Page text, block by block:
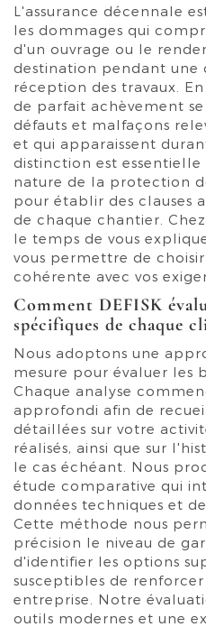
L'assurance décennale
les dommages qui
d'un ouvrage ou le
destination pendant une
réception des travaux.
de parfait achèvement
défauts et malfaçons
et qui apparaissent
distinction est
nature de la protection
pour établir des clauses
de chaque chantier.
le temps de vous
vous permettre de
cohérente avec vos
Comment DEFISK
spécifiques de chaque
Nous adoptons une
mesure pour évaluer les
Chaque analyse
approfondi afin de
détaillées sur votre
réalisés, ainsi que sur
le cas échéant. Nous
étude comparative qui
données techniques et
Cette méthode nous
précision le niveau de
d'identifier les options
susceptibles de
entreprise. Notre
outils modernes et une